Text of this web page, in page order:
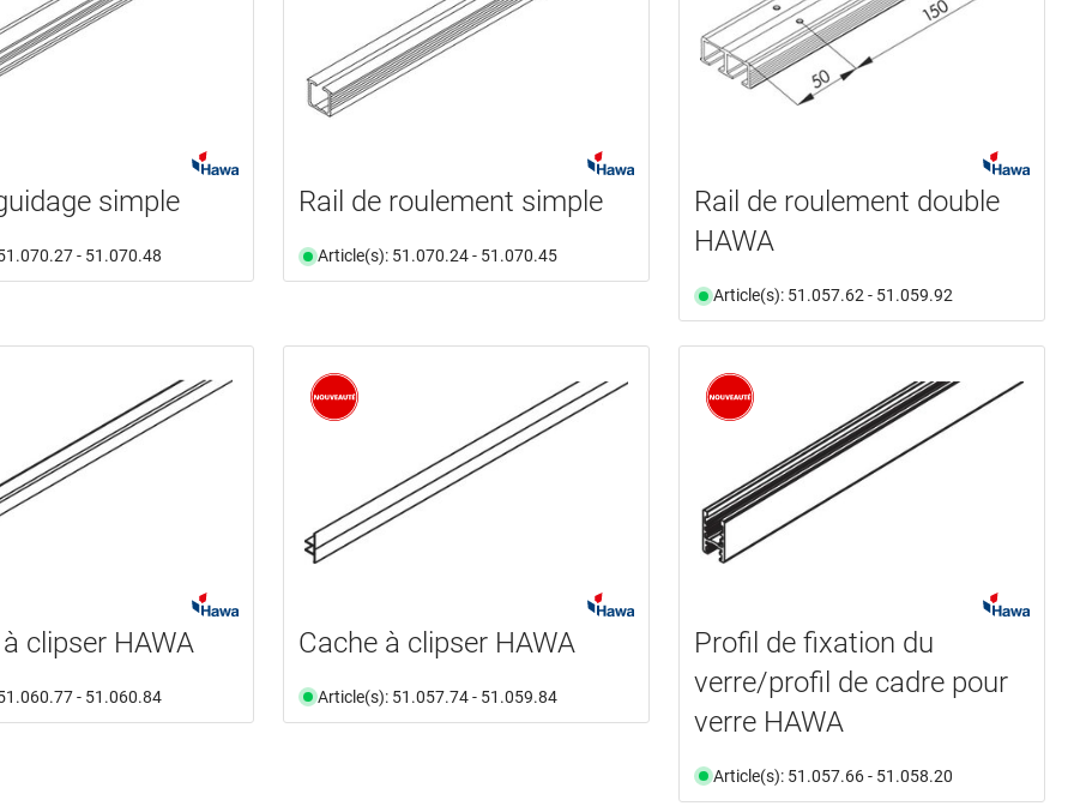
simple
- 51.070.48
Rail de roulement simple
Article(s): 51.070.24 - 51.070.45
Rail de roulement double
HAWA
Article(s): 51.057.62 - 51.059.92
clipser HAWA
- 51.060.84
Cache à clipser HAWA
Article(s): 51.057.74 - 51.059.84
Profil de fixation du
verre/profil de cadre pour
verre HAWA
Article(s): 51.057.66 - 51.058.20